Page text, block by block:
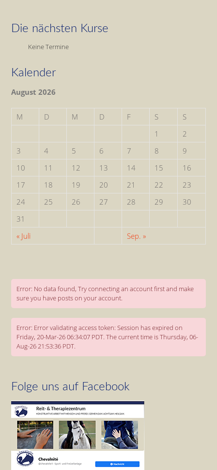
Die nächsten Kurse
Keine Termine
Kalender
August 2026
M D M D F S
S
1
2
3
4 5 6 7 8
9
10
11 12 13 14 15
16
17
18 19 20 21 22
23
24
25 26 27 28 29
30
31
« Juli
Sep. »
Error: No data found, Try connecting an account first and make
sure you have posts on your account.
Error: Error validating access token: Session has expired on
Friday, 20-Mar-26 06:34:07 PDT. The current time is Thursday, 06-
Aug-26 21:53:36 PDT.
Folge uns auf Facebook